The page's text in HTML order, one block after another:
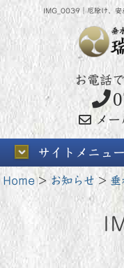
IMG_0039｜厄除け、安
お電話
メ
サイトメニュー
Home>お知らせ> 垂